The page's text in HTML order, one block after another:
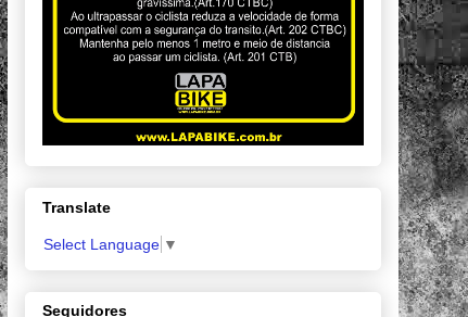
Translate
Select Language ▼
Seguidores